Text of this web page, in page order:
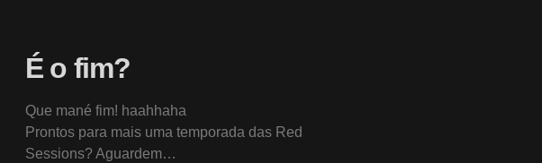
É o fim?
Que mané fim! haahhaha
Prontos para mais uma temporada das Red
Sessions? Aguardem…